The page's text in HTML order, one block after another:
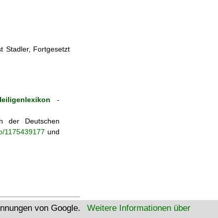
Stadler, Fortgesetzt
-
der Deutschen
1175439177 und
von Google.
Weitere Informationen über